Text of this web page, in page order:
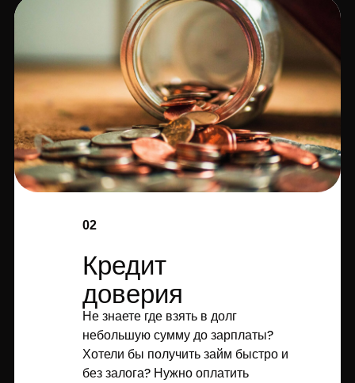
02
Кредит
доверия
Не знаете где взять в долг
небольшую сумму до зарплаты?
Хотели бы получить займ быстро и
без залога? Нужно оплатить